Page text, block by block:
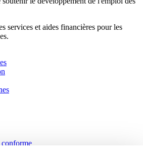
services et aides financières pour les